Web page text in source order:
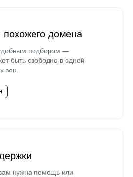
похожего домена
подбором —
быть свободно в одной
зон.
нужна помощь или